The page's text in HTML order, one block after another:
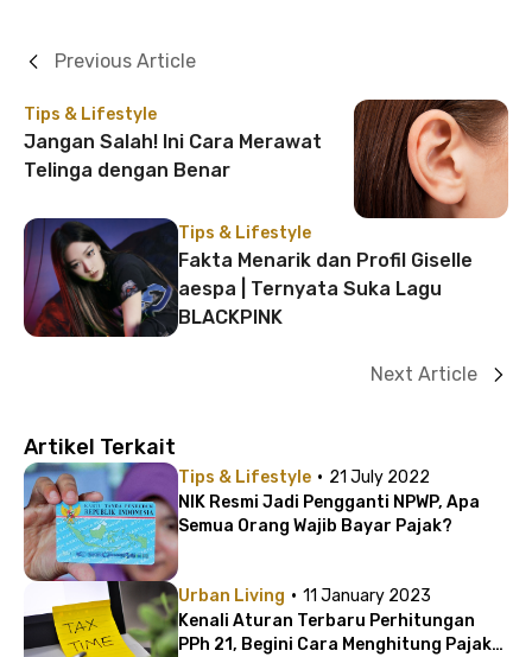
Tips & Lifestyle
Jangan Salah! Ini Cara Merawat
Telinga dengan Benar
Previous Article
Tips & Lifestyle
Fakta Menarik dan Profil Giselle
aespa | Ternyata Suka Lagu
BLACKPINK
Next Article
Artikel Terkait
Tips & Lifestyle · 21 July 2022
NIK Resmi Jadi Pengganti NPWP, Apa
Semua Orang Wajib Bayar Pajak?
Urban Living · 11 January 2023
Kenali Aturan Terbaru Perhitungan
PPh 21, Begini Cara Menghitung Pajak